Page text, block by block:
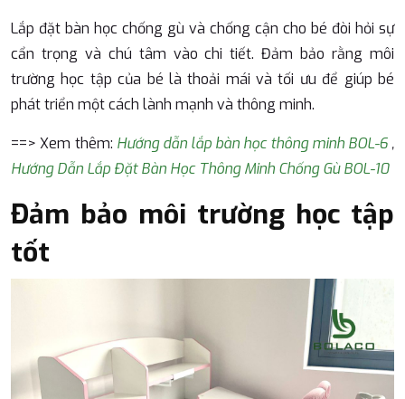
Lắp đặt bàn học chống gù và chống cận cho bé đòi hỏi sự
cẩn trọng và chú tâm vào chi tiết. Đảm bảo rằng môi
trường học tập của bé là thoải mái và tối ưu để giúp bé
phát triển một cách lành mạnh và thông minh.
==> Xem thêm: Hướng dẫn lắp bàn học thông minh BOL-6,
Hướng Dẫn Lắp Đặt Bàn Học Thông Minh Chống Gù BOL-10
Đảm bảo môi trường học tập
tốt